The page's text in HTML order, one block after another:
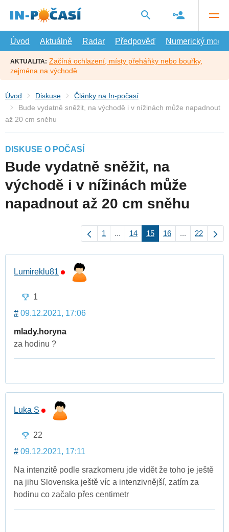
hlavní
Úvod
Aktuálně Radar Předpověď Numerický model
AKTUALITA: Začíná ochlazení, místy přeháňky nebo bouřky,
zejména na východě
Úvod Diskuse
Články na In-počasí
Bude vydatně sněžit, na východě i v nížinách může napadnout
až 20 cm sněhu
DISKUSE O POČASÍ
Bude vydatně sněžit, na
východě i v nížinách může
napadnout až 20 cm sněhu
1 ... 14 15 16 ... 22
Lumireklu81
1
# 09.12.2021, 17:06
mlady.horyna
za hodinu ?
Luka S
22
# 09.12.2021, 17:11
Na intenzitě podle srazkomeru jde vidět že toho je ještě
na jihu Slovenska ještě víc a intenzivnější, zatím za
hodinu co začalo přes centimetr